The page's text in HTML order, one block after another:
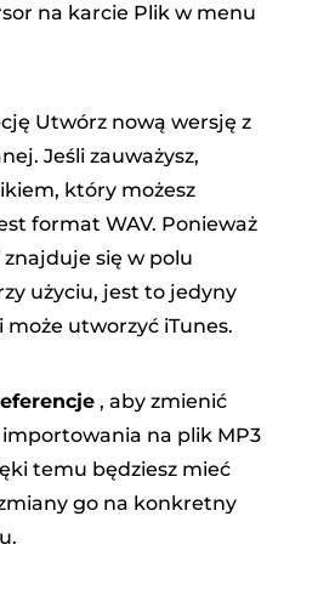
na karcie Plik w menu
Utwórz nową wersję z
Jeśli zauważysz,
który możesz
format WAV. Ponieważ
znajduje się w polu
użyciu, jest to jedyny
utworzyć iTunes.
, aby zmienić
na plik MP3
temu będziesz mieć
go na konkretny